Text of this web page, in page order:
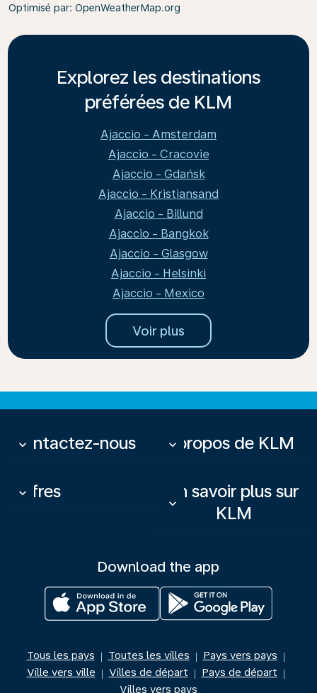
Optimisé par: OpenWeatherMap.org
Explorez les destinations
préférées de KLM
Ajaccio - Amsterdam
Ajaccio - Cracovie
Ajaccio - Gdańsk
Ajaccio - Kristiansand
Ajaccio - Billund
Ajaccio - Bangkok
Ajaccio - Glasgow
Ajaccio - Helsinki
Ajaccio - Mexico
Voir plus
Contactez-nous
keyboard_arrow_down À propos de KLM
keyboard_arrow_down
Offres
keyboard_arrow_down
En savoir plus sur
KLM
keyboard_arrow_down
Download the app
Tous les pays | Toutes les villes | Pays vers pays |
Ville vers ville | Villes de départ | Pays de départ |
Villes vers pays